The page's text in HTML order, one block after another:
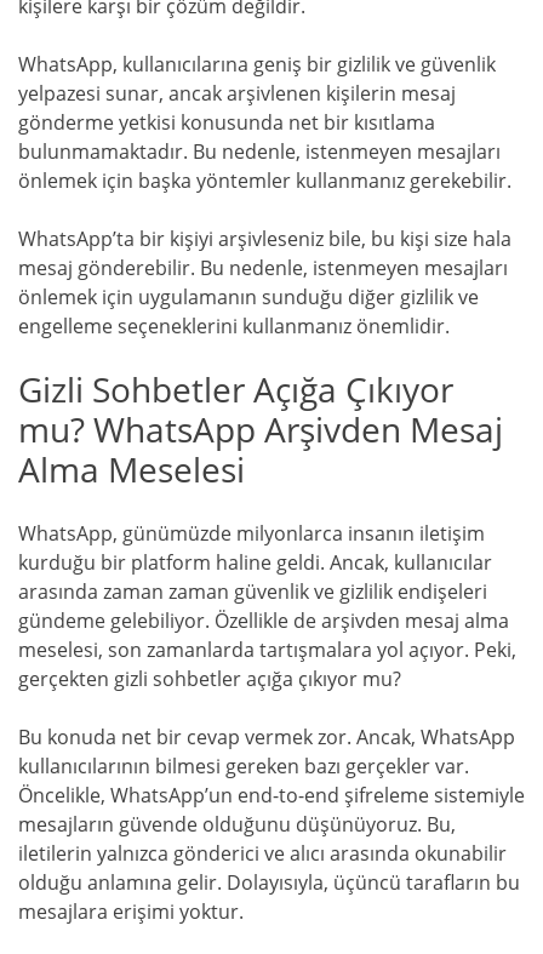
kişilere karşı bir çözüm değildir.
WhatsApp, kullanıcılarına geniş bir gizlilik ve güvenlik
yelpazesi sunar, ancak arşivlenen kişilerin mesaj
gönderme yetkisi konusunda net bir kısıtlama
bulunmamaktadır. Bu nedenle, istenmeyen mesajları
önlemek için başka yöntemler kullanmanız gerekebilir.
WhatsApp’ta bir kişiyi arşivleseniz bile, bu kişi size hala
mesaj gönderebilir. Bu nedenle, istenmeyen mesajları
önlemek için uygulamanın sunduğu diğer gizlilik ve
engelleme seçeneklerini kullanmanız önemlidir.
Gizli Sohbetler Açığa Çıkıyor
mu? WhatsApp Arşivden Mesaj
Alma Meselesi
WhatsApp, günümüzde milyonlarca insanın iletişim
kurduğu bir platform haline geldi. Ancak, kullanıcılar
arasında zaman zaman güvenlik ve gizlilik endişeleri
gündeme gelebiliyor. Özellikle de arşivden mesaj alma
meselesi, son zamanlarda tartışmalara yol açıyor. Peki,
gerçekten gizli sohbetler açığa çıkıyor mu?
Bu konuda net bir cevap vermek zor. Ancak, WhatsApp
kullanıcılarının bilmesi gereken bazı gerçekler var.
Öncelikle, WhatsApp’un end-to-end şifreleme sistemiyle
mesajların güvende olduğunu düşünüyoruz. Bu,
iletilerin yalnızca gönderici ve alıcı arasında okunabilir
olduğu anlamına gelir. Dolayısıyla, üçüncü tarafların bu
mesajlara erişimi yoktur.